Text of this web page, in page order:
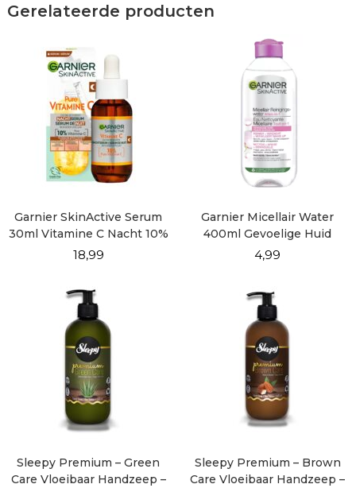
Gerelateerde producten
Garnier SkinActive Serum
30ml Vitamine C Nacht 10%
18,99
Garnier Micellair Water
400ml Gevoelige Huid
4,99
Sleepy Premium – Green
Care Vloeibaar Handzeep –
Sleepy Premium – Brown
Care Vloeibaar Handzeep –